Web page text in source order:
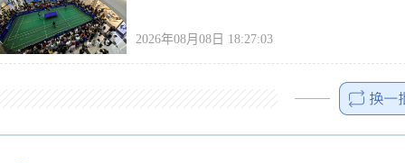
2026年08月08日 18:27:03